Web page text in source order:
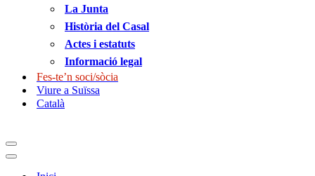
La Junta
Història del Casal
Actes i estatuts
Informació legal
Fes-te’n soci/sòcia
Viure a Suïssa
Català
Menú
de
Menú